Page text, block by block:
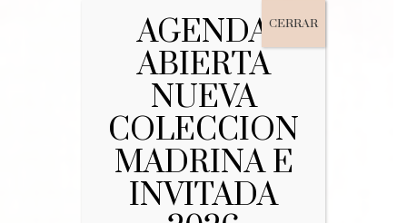
AGENDA
ABIERTA
NUEVA
COLECCION
MADRINA E
INVITADA
CERRAR